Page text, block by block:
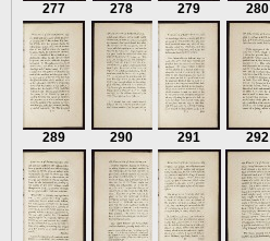
277 278 279 280
289 290 291 292